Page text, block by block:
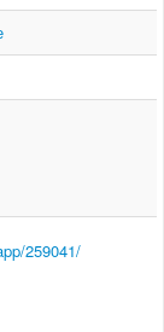
259041/